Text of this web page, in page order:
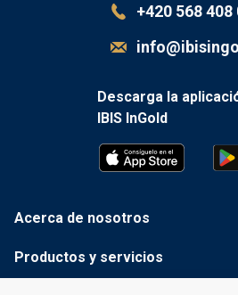
+420 568 408
Descarga la
IBIS InGold
Acerca de nosotros
Productos y servicios